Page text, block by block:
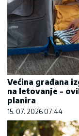
Većina građana
na letovanje -
planira
15. 07. 2026 07:44